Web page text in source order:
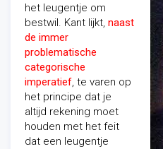
het leugentje om
bestwil. Kant lijkt, naast
de immer
problematische
categorische
imperatief, te varen op
het principe dat je
altijd rekening moet
houden met het feit
dat een leugentje